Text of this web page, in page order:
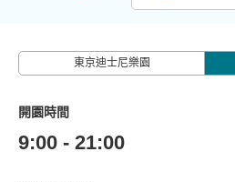
東京迪士尼樂園
開園時間
9:00 - 21:00